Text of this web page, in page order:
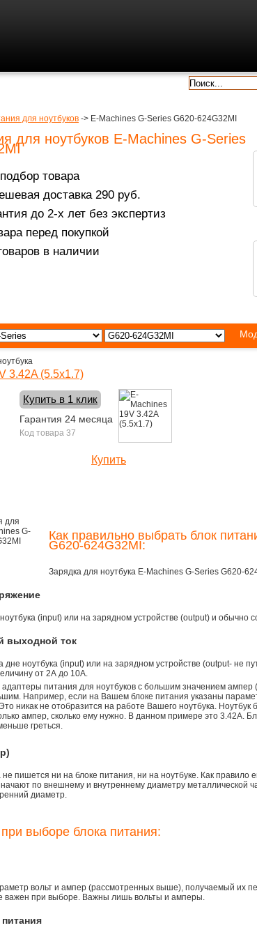
для ноутбуков -> E-Machines G-Series G620-624G32MI
для ноутбуков E-Machines G-Series
товара
доставка 290 руб.
до 2-х лет без экспертиз
перед покупкой
в наличии
3.42A (5.5x1.7)
Купить в 1 клик
Гарантия 24 месяца
Код товара 37
Купить
Как правильно выбрать блок
G620-624G32MI:
Зарядка для ноутбука E-Machines G-Series G620-
(input) или на зарядном устройстве (output) и обычно
выходной ток
ноутбука (input) или на зарядном устройстве (output- не
от 2А до 10A.
питания для ноутбуков с большим значением
Например, если на Вашем блоке питания указаны
никак не отобразится на работе Вашего ноутбука. Ноутбук
ампер, сколько ему нужно. В данном примере это 3.42А.
греться.
пишется ни на блоке питания, ни на ноутбуке. Как правило
по внешнему и внутреннему диаметру металлической
диаметр.
выборе блока питания:
вольт и ампер (рассмотренных выше), получаемый их
важен при выборе. Важны лишь вольты и амперы.